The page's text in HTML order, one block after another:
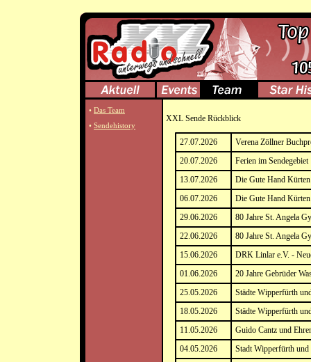
• Das Team
• Sendehistory
XXL Sende Rückblick
27.07.2026
Verena Zöllner
20.07.2026
Ferien im Sendegebiet
13.07.2026
Die Gute Hand
06.07.2026
Die Gute Hand
29.06.2026
80 Jahre St. Angela
22.06.2026
80 Jahre St. Angela
15.06.2026
DRK Linlar e.V. -
01.06.2026
20 Jahre Gebrüder
25.05.2026
Städte Wipperfürth
18.05.2026
Städte Wipperfürth
11.05.2026
Guido Cantz und
04.05.2026
Stadt Wipperfürth